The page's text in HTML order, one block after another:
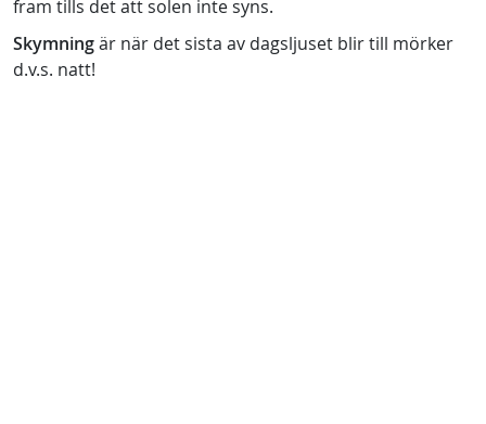
fram tills det att solen inte syns.
Skymningär när det sista av dagsljuset blir till mörker
d.v.s. natt!